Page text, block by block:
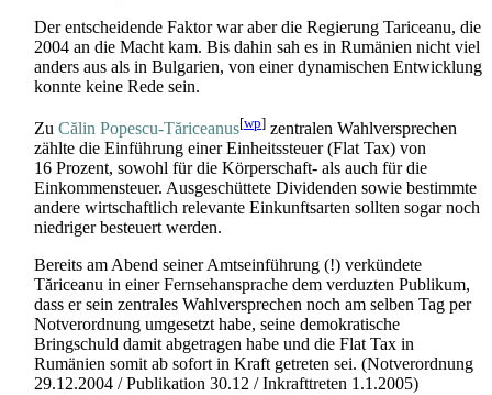
Der entscheidende Faktor war aber die Regierung Tariceanu, die
2004 an die Macht kam. Bis dahin sah es in Rumänien nicht viel
anders aus als in Bulgarien, von einer dynamischen Entwicklung
konnte keine Rede sein.
Zu Călin Popescu-Tăriceanus[wp] zentralen Wahlversprechen
zählte die Einführung einer Einheitssteuer (Flat Tax) von
16 Prozent, sowohl für die Körperschaft- als auch für die
Einkommensteuer. Ausgeschüttete Dividenden sowie bestimmte
andere wirtschaftlich relevante Einkunftsarten sollten sogar noch
niedriger besteuert werden.
Bereits am Abend seiner Amtseinführung (!) verkündete
Tăriceanu in einer Fernseh­ansprache dem verduzten Publikum,
dass er sein zentrales Wahlversprechen noch am selben Tag per
Notverordnung umgesetzt habe, seine demokratische
Bringschuld damit abgetragen habe und die Flat Tax in
Rumänien somit ab sofort in Kraft getreten sei. (Notverordnung
29.12.2004 / Publikation 30.12 / Inkrafttreten 1.1.2005)